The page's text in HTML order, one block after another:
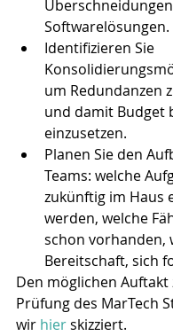
Softwarelösungen.
Identifizieren Sie
um Redundanzen
und damit Budget
einzusetzen.
Planen Sie den
Teams: welche
zukünftig im Haus
werden, welche
schon vorhanden,
Bereitschaft, sich
Den möglichen Auftakt
Prüfung des MarTech
wir hier skizziert.